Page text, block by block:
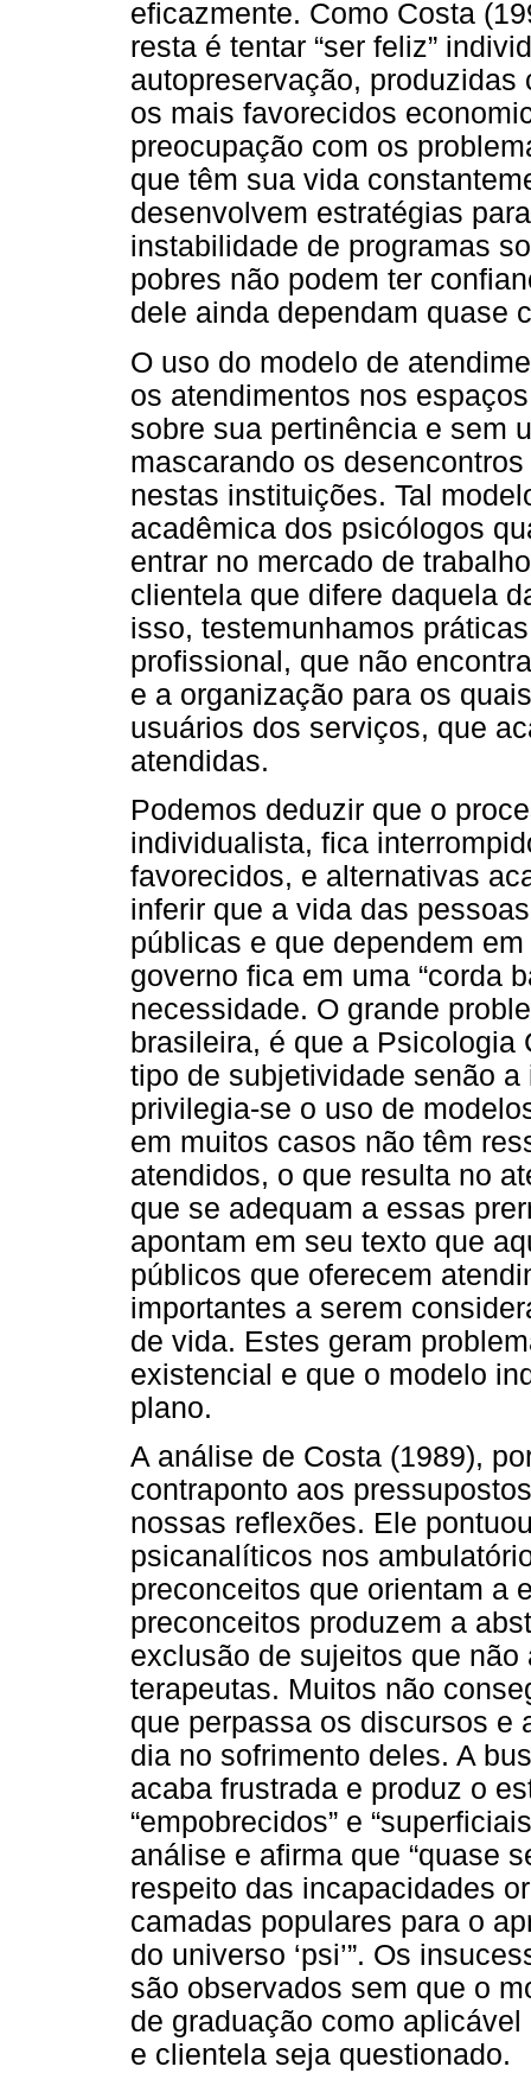
eficazmente. Como Costa
resta é tentar “ser feliz”
autopreservação,
os mais favorecidos
preocupação com os
que têm sua vida
desenvolvem estratégias
instabilidade de programas
pobres não podem ter
dele ainda dependam quase
O uso do modelo de
os atendimentos nos
sobre sua pertinência e sem
mascarando os
nestas instituições. Tal
acadêmica dos psicólogos
entrar no mercado de
clientela que difere daquela
isso, testemunhamos
profissional, que não
e a organização para os
usuários dos serviços, que
atendidas.
Podemos deduzir que o
individualista, fica
favorecidos, e alternativas
inferir que a vida das
públicas e que dependem
governo fica em uma “corda
necessidade. O grande
brasileira, é que a Psicologia
tipo de subjetividade senão
privilegia-se o uso de
em muitos casos não têm
atendidos, o que resulta no
que se adequam a essas
apontam em seu texto que
públicos que oferecem
importantes a serem
de vida. Estes geram
existencial e que o modelo
plano.
A análise de Costa (1989),
contraponto aos
nossas reflexões. Ele
psicanalíticos nos
preconceitos que orientam a
preconceitos produzem a
exclusão de sujeitos que
terapeutas. Muitos não
que perpassa os discursos e
dia no sofrimento deles. A
acaba frustrada e produz o
“empobrecidos” e
análise e afirma que “quase
respeito das incapacidades
camadas populares para o
do universo ‘psi’”. Os
são observados sem que o
de graduação como
e clientela seja questionado.